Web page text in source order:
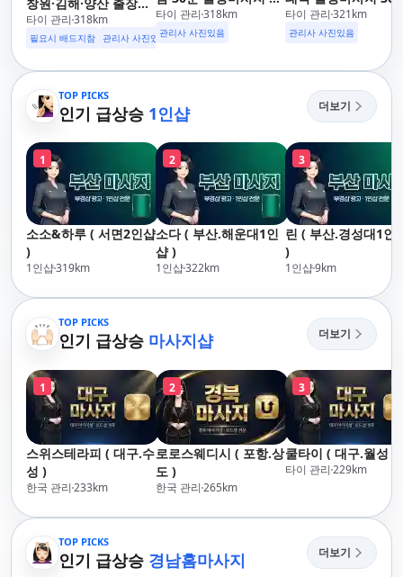
사지 홈케어 24시 카드
가능 해운대,사상,광안
지,민락,수영,동래,남
산,구서,연산,서면,재
송,센텀,송도,자갈치,하
동,마린시티,송정,기장,
정관,일광,망미,토곡,시
청,양정,초량,사직,온
천,미남,만덕,괴정,학
장,금사,서동,반여,반
송,명륜,남천,대연,문
현,부전,개금,가야,주
례,괘법,학장,강서,신
마사지 홈케어 홈타이
타이 관리 318km
필요시 배드지참 관리사 사진있음
중무휴 24시 카드결제
가능. 해운대,사상,광안
지,민락,수영,동래,남
송,센텀,송도,자갈치,하
단,다대포,범일,범천,우
동,마린시티,송정,기장,
정관,일광,망미,토곡,시
청,양정,초량,사직,온
천,미남,만덕,괴정,학
장,금사,서동,반여,반
송,명륜,남천,대연,문
현,부전,개금,가야,주
례,괘법,학장,강서,신
타이 관리 318km
관리사 사진있음
도착 카드가능 24시
운대,사상,광안리,남
동,구포,덕천,명지,민
락,수영,동래,남산,구
서,연산,서면,재송,센
텀,송도,자갈치,하단
대포,범일,범천,우동
린시티,송정,기장,정
일광,망미,토곡,시청
정,초량,사직,온천,미
남,만덕,괴정,학장,금
사,서동,반여,반송,명
륜,남천,대연,문현,부
전,개금,가야,주례,괘
법,학장,강서,신호,서
타이 관리 321km
관리사 사진있음
TOP PICKS
인기 급상승 1인샵 더보기
1
소소&하루 ( 서면2인샵
)
1인샵319km
2
소다 ( 부산.해운대1인
샵 )
1인샵322km
3
린 ( 부산.경성대1인
)
1인샵9km
TOP PICKS
인기 급상승 마사지샵 더보기
1
스위스테라피 ( 대구.수
성 )
한국 관리 233km
2
로로스웨디시 ( 포항.상
도 )
한국 관리 265km
3
쿨타이 ( 대구.월성 )
타이 관리 229km
TOP PICKS
인기 급상승 경남홈마사지 더보기